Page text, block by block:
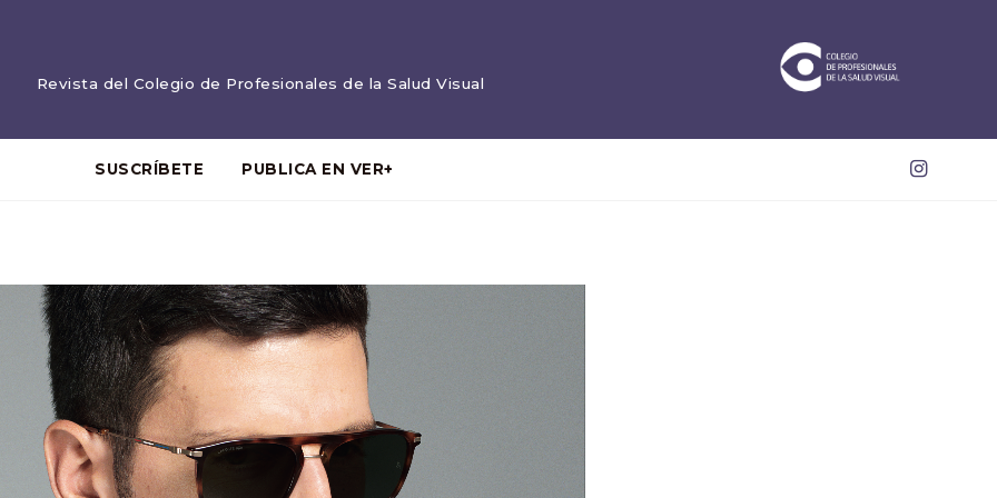
Revista del Colegio de Profesionales de la Salud Visual
SUSCRÍBETE PUBLICA EN VER+